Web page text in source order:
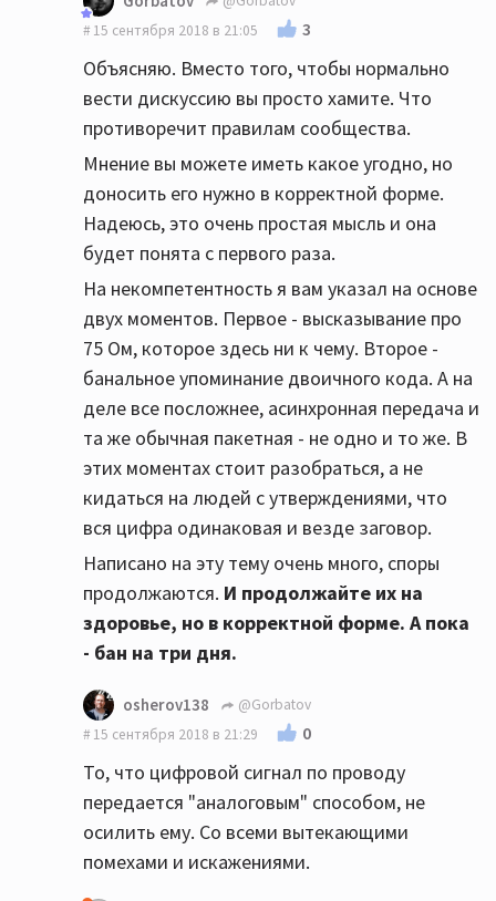
15 сентября 2018 в 21:05
3
Объясняю. Вместо того, чтобы нормально
вести дискуссию вы просто хамите. Что
противоречит правилам сообщества.
Мнение вы можете иметь какое угодно, но
доносить его нужно в корректной форме.
Надеюсь, это очень простая мысль и она
будет понята с первого раза.
На некомпетентность я вам указал на основе
двух моментов. Первое - высказывание про
75 Ом, которое здесь ни к чему. Второе -
банальное упоминание двоичного кода. А на
деле все посложнее, асинхронная передача и
та же обычная пакетная - не одно и то же. В
этих моментах стоит разобраться, а не
кидаться на людей с утверждениями, что
вся цифра одинаковая и везде заговор.
Написано на эту тему очень много, споры
продолжаются. И продолжайте их на
здоровье, но в корректной форме. А пока
- бан на три дня.
osherov138
@Gorbatov
15 сентября 2018 в 21:29
0
То, что цифровой сигнал по проводу
передается "аналоговым" способом, не
осилить ему. Со всеми вытекающими
помехами и искажениями.